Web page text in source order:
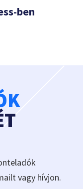
ben
vagy hívjon.